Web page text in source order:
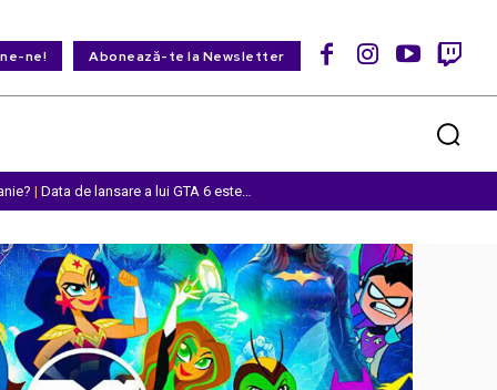
ne! Abonează-te la Newsletter
| Data de lansare a lui GTA 6 este…